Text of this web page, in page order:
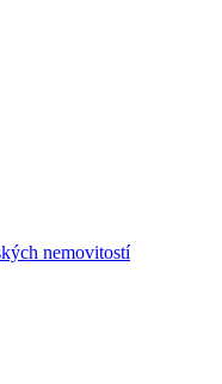
nemovitostí